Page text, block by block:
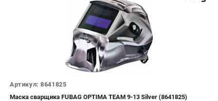
Артикул: 8641825
Маска сварщика FUBAG OPTIMA TEAM 9-13 Silver (8641825)